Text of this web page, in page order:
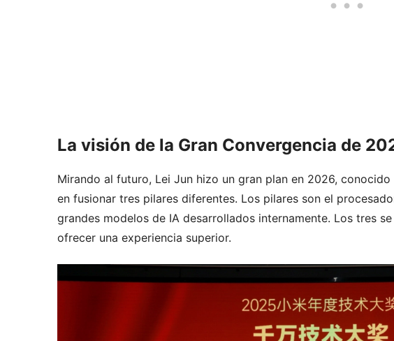
La visión de la Gran Convergencia de
Mirando al futuro, Lei Jun hizo un gran plan en 2026,
en fusionar tres pilares diferentes. Los pilares son el
grandes modelos de IA desarrollados internamente. Los tres
ofrecer una experiencia superior.